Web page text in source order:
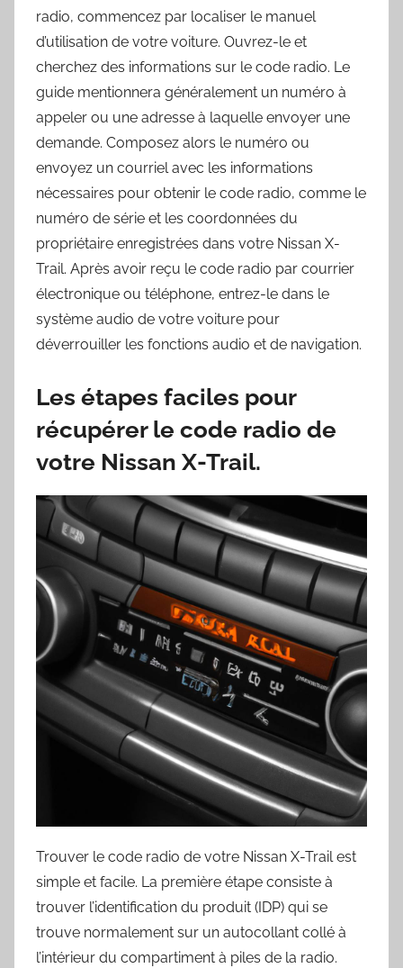
radio, commencez par localiser le manuel
d’utilisation de votre voiture. Ouvrez-le et
cherchez des informations sur le code radio. Le
guide mentionnera généralement un numéro à
appeler ou une adresse à laquelle envoyer une
demande. Composez alors le numéro ou
envoyez un courriel avec les informations
nécessaires pour obtenir le code radio, comme le
numéro de série et les coordonnées du
propriétaire enregistrées dans votre Nissan X-
Trail. Après avoir reçu le code radio par courrier
électronique ou téléphone, entrez-le dans le
système audio de votre voiture pour
déverrouiller les fonctions audio et de navigation.
Les étapes faciles pour
récupérer le code radio de
votre Nissan X-Trail.
Trouver le code radio de votre Nissan X-Trail est
simple et facile. La première étape consiste à
trouver l’identification du produit (IDP) qui se
trouve normalement sur un autocollant collé à
l’intérieur du compartiment à piles de la radio.